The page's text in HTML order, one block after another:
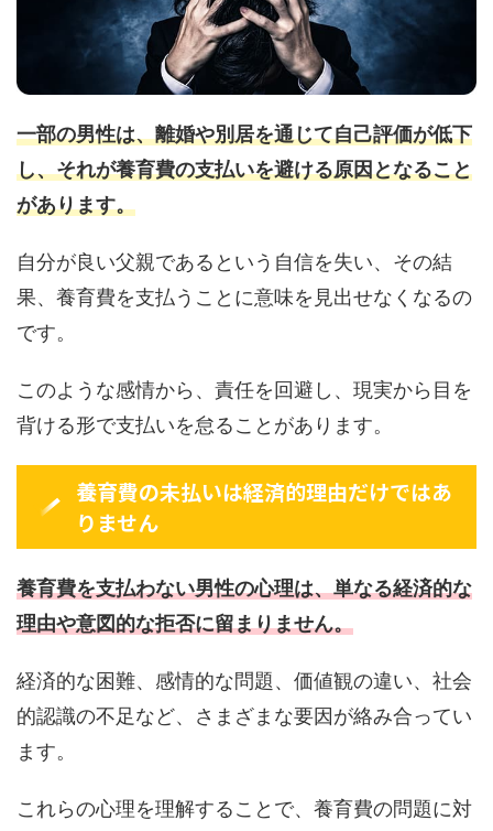
一部の男性は、離婚や別居を通じて自己評価が低下
し、それが養育費の支払いを避ける原因となること
があります。
自分が良い父親であるという自信を失い、その結
果、養育費を支払うことに意味を見出せなくなるの
です。
このような感情から、責任を回避し、現実から目を
背ける形で支払いを怠ることがあります。
養育費の未払いは経済的理由だけではあ
りません
養育費を支払わない男性の心理は、単なる経済的な
理由や意図的な拒否に留まりません。
経済的な困難、感情的な問題、価値観の違い、社会
的認識の不足など、さまざまな要因が絡み合ってい
ます。
これらの心理を理解することで、養育費の問題に対